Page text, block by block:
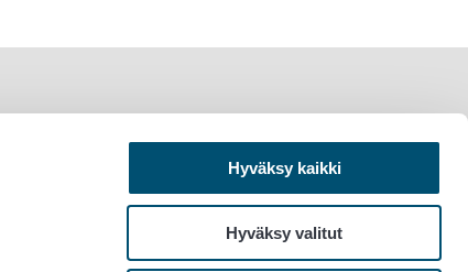
Hyväksy kaikki
Hyväksy valitut